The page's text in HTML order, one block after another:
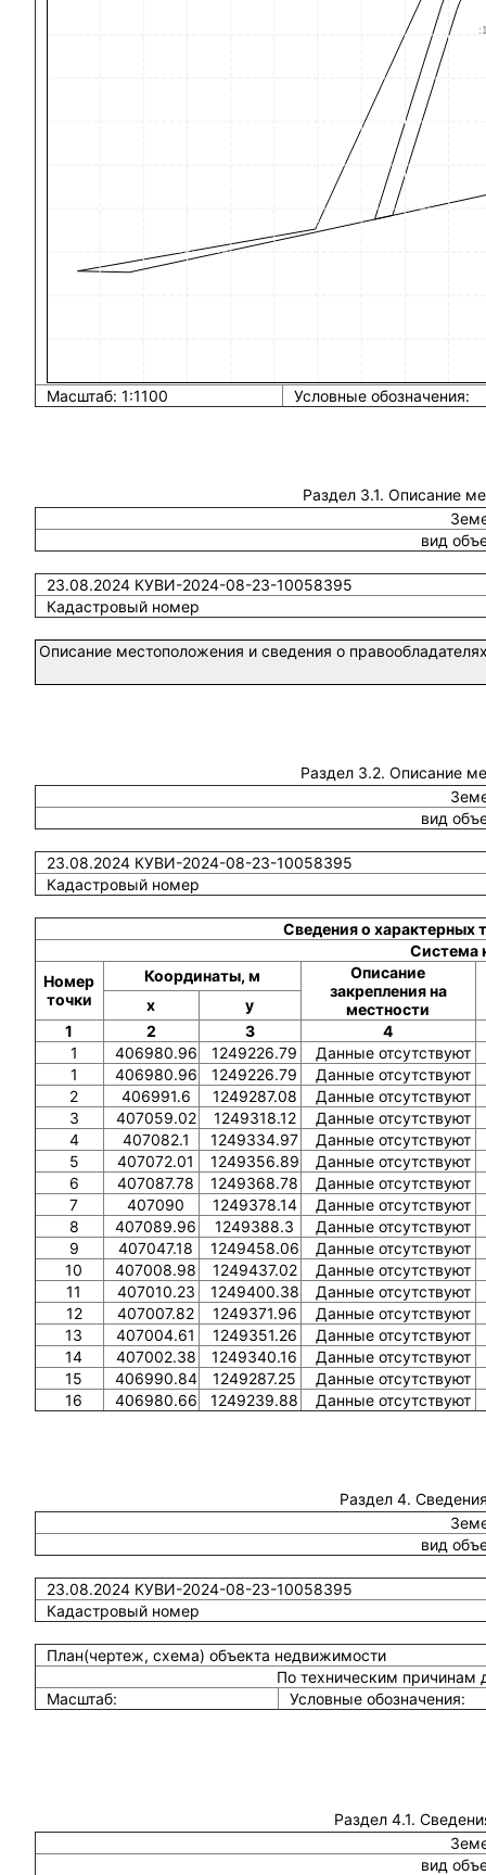
Масштаб: 1:1100 Условные обозначения:
Раздел 3.1. Описание
вид
23.08.2024 КУВИ-2024-08-23-10058395
Кадастровый номер
Описание местоположения и сведения о
Раздел 3.2. Описание
вид
23.08.2024 КУВИ-2024-08-23-10058395
Кадастровый номер
Сведения о характерных
Система
Номер
точки
Координаты, м
Описание
закрепления на
местности
x
y
1
2 3
4
1
406980.96 1249226.79
Данные отсутствуют
1
406980.96 1249226.79
Данные отсутствуют
2
406991.6 1249287.08
Данные отсутствуют
3
407059.02 1249318.12
Данные отсутствуют
4
407082.1 1249334.97
Данные отсутствуют
5
407072.01 1249356.89
Данные отсутствуют
6
407087.78 1249368.78
Данные отсутствуют
7
407090 1249378.14
Данные отсутствуют
8
407089.96 1249388.3
Данные отсутствуют
9
407047.18 1249458.06
Данные отсутствуют
10
407008.98 1249437.02
Данные отсутствуют
11
407010.23 1249400.38
Данные отсутствуют
12
407007.82 1249371.96
Данные отсутствуют
13
407004.61 1249351.26
Данные отсутствуют
14
407002.38 1249340.16
Данные отсутствуют
15
406990.84 1249287.25
Данные отсутствуют
16
406980.66 1249239.88 Данные отсутствуют
Раздел 4.
вид
23.08.2024 КУВИ-2024-08-23-10058395
Кадастровый номер
План(чертеж, схема) объекта недвижимости
По техническим причинам
Масштаб:
Условные обозначения:
Раздел 4.1.
вид